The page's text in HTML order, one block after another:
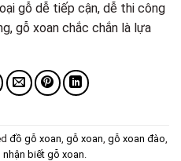
gỗ dễ tiếp cận, dễ thi công
gỗ xoan chắc chắn là lựa
đồ gỗ xoan gỗ xoan gỗ xoan đào
nhận biết gỗ xoan